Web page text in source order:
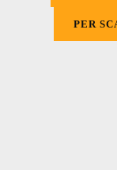
PER